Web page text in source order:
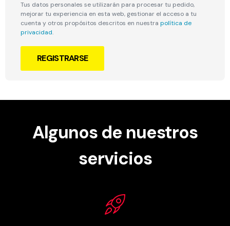
Tus datos personales se utilizarán para procesar tu pedido,
mejorar tu experiencia en esta web, gestionar el acceso a tu
cuenta y otros propósitos descritos en nuestra política de
privacidad.
REGISTRARSE
Algunos de nuestros
servicios